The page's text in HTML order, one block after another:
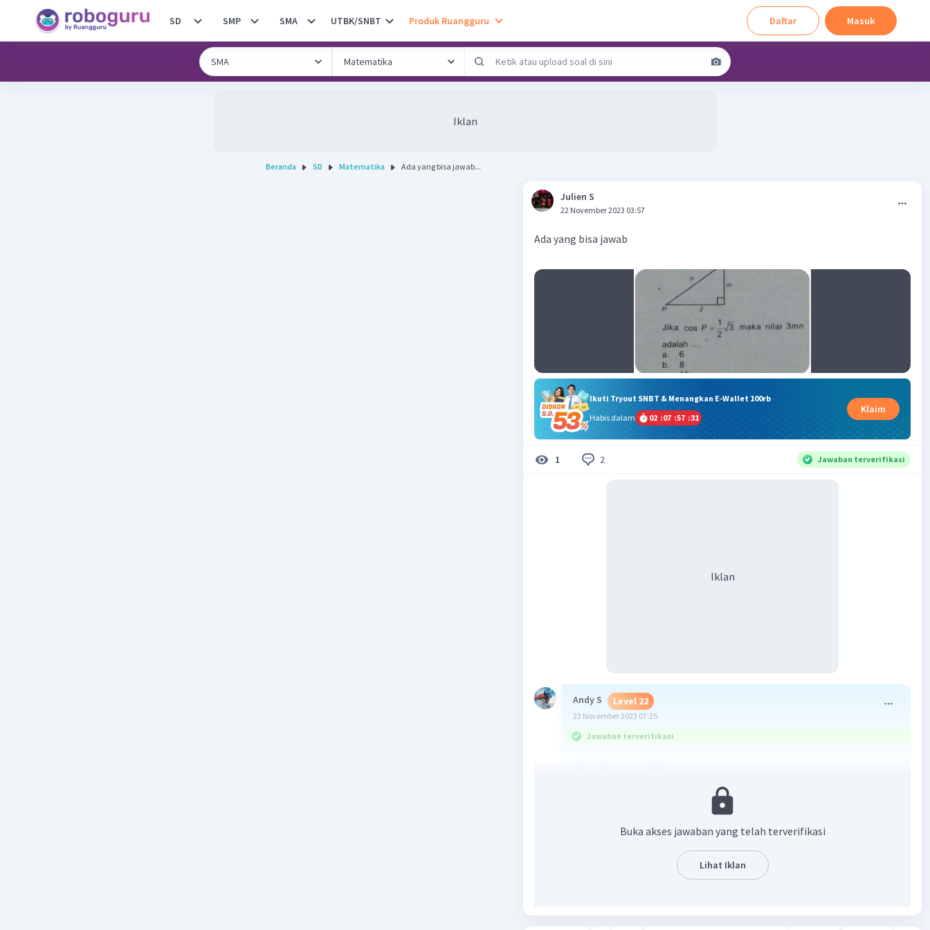
SD SMP SMA UTBK/SNBT Produk Ruangguru Daftar Masuk
Iklan
Beranda SD Matematika Ada yang bisa jawab...
Julien S
22 November 2023 03:57
Ada yang bisa jawab
Ikuti Tryout SNBT & Menangkan E-Wallet 100rb
Habis dalam
02 :07 :57 :30
Klaim
1 2 Jawaban terverifikasi
Iklan
Andy S Level 22
22 November 2023 07:25
Jawaban terverifikasi
Buka akses jawaban yang telah terverifikasi
Lihat Iklan